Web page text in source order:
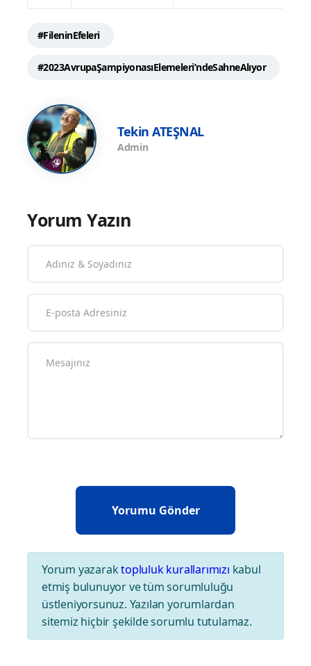
#FileninEfeleri
#2023AvrupaŞampiyonasıElemeleri’ndeSahneAlıyor
Tekin ATEŞNAL
Admin
Yorum Yazın
Yorum yazaraktopluluk kurallarımızı kabul
etmiş bulunuyor ve tüm sorumluluğu
üstleniyorsunuz. Yazılan yorumlardan
sitemiz hiçbir şekilde sorumlu tutulamaz.